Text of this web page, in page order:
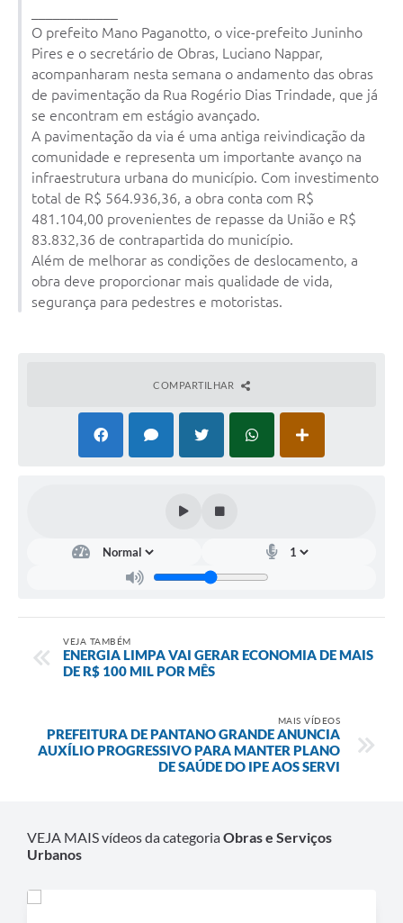
Turismo
Contas Públicas
Legislação
Editais
Telefones Úteis
Agenda
Diário Oficial
O prefeito Mano Paganotto, o vice-prefeito Juninho
Pires e o secretário de Obras, Luciano Nappar,
acompanharam nesta semana o andamento das obras
de pavimentação da Rua Rogério Dias Trindade, que já
se encontram em estágio avançado.
A pavimentação da via é uma antiga reivindicação da
comunidade e representa um importante avanço na
infraestrutura urbana do município. Com investimento
total de R$ 564.936,36, a obra conta com R$
481.104,00 provenientes de repasse da União e R$
83.832,36 de contrapartida do município.
Além de melhorar as condições de deslocamento, a
obra deve proporcionar mais qualidade de vida,
segurança para pedestres e motoristas.
COMPARTILHAR
VEJA TAMBÉM
ENERGIA LIMPA VAI GERAR ECONOMIA DE MAIS
DE R$ 100 MIL POR MÊS
MAIS VÍDEOS
PREFEITURA DE PANTANO GRANDE ANUNCIA
AUXÍLIO PROGRESSIVO PARA MANTER PLANO
DE SAÚDE DO IPE AOS SERVI
VEJA MAIS vídeos da categoriaObras e Serviços
Urbanos